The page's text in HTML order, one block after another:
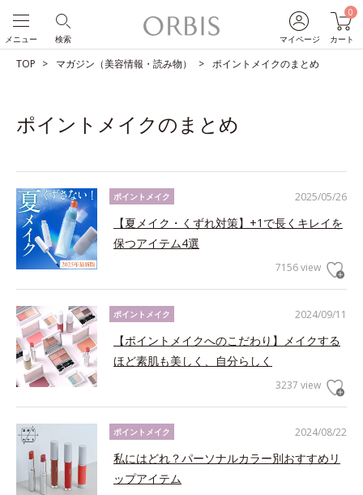
マイページ
0
カート
検索
メニュー
TOP マガジン（美容情報・読み物） ポイントメイクのまとめ
ポイントメイクのまとめ
2025/05/26
ポイントメイク
【夏メイク・くずれ対策】+1で長くキレイを
保つアイテム4選
7156 view
2024/09/11
ポイントメイク
【ポイントメイクへのこだわり】メイクする
ほど素肌も美しく、自分らしく
3237 view
2024/08/22
ポイントメイク
私にはどれ？パーソナルカラー別おすすめリ
ップアイテム